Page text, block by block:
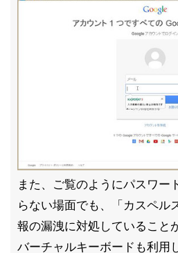
また、ご覧のようにパスワー
らない場面でも、「カスペル
報の漏洩に対処していること
バーチャルキーボードも利用